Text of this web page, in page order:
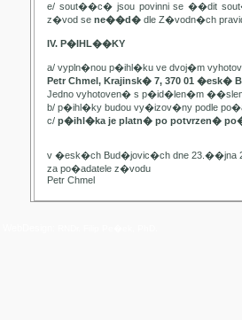
e/ sout��c� jsou povinni se ��dit
z�vod se ne��d� dle Z�vodn�ch
IV. P�IHL��KY
a/ vypln�nou p�ihl�ku ve dvoj�m
Petr Chmel, Krajinsk� 7, 370 01 �esk�
Jedno vyhotoven� s p�id�len�m
b/ p�ihl�ky budou vy�izov�ny podle
c/ p�ihl�ka je platn� po potvrzen�
v �esk�ch Bud�jovic�ch dne 23.��jna
za po�adatele z�vodu
Petr Chmel